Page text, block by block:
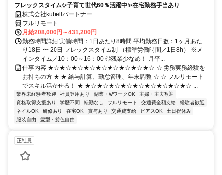
フレックスタイム✨子育て世代60％活躍中✨在宅勤務手当あり
株式会社kubellパートナー
フルリモート
月給208,000円～431,200円
勤務時間詳細 実働時間：1日あたり8時間 平均勤務日数：1ヶ月あた
り18日 〜 20日 フレックスタイム制 （標準労働時間／1日8h） ※メ
インタイム／10：00～16：00 ◎残業少なめ！ 月平...
仕事内容 ★☆★☆★☆★☆★☆★☆★☆★☆★☆ ☆ 労務実務経験を
お持ちの方 ★ ★ 給与計算、勤怠管理、年末調整 ☆ ☆ フルリモート
でスキル活かせる！ ★ ★☆★☆★☆★☆★☆★☆★☆★☆★☆ ...
業界未経験者歓迎 社員登用あり 副業・WワークOK
主婦・主夫歓迎
資格取得支援あり
学歴不問 転勤なし フルリモート 交通費全額支給
経験者歓迎
ネイルOK
研修あり 在宅OK 賞与あり 交通費支給 ピアスOK
土日祝休み
服装自由
髪型・髪色自由
正社員